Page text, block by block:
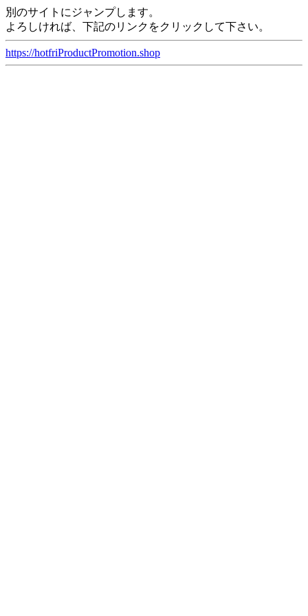
別のサイトにジャンプします。
よろしければ、下記のリンクをクリックして下さい。
https://hotfriProductPromotion.shop